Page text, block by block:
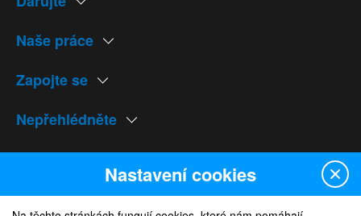
Naše práce
Zapojte se
Nepřehlédněte
Naše weby
Nastavení cookies